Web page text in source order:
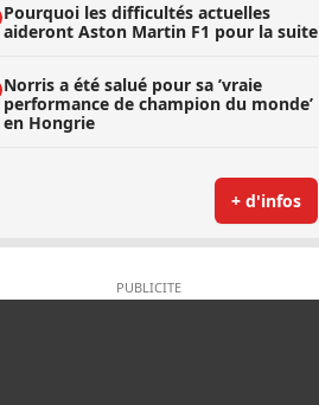
Pourquoi les difficultés actuelles
aideront Aston Martin F1 pour la suite
Norris a été salué pour sa ’vraie
performance de champion du monde’
en Hongrie
+ d'infos